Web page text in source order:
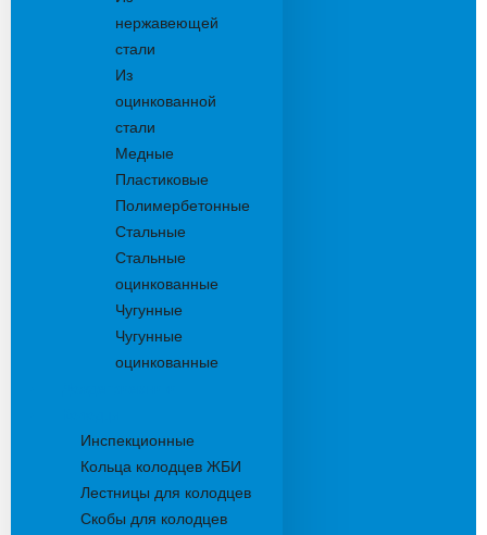
нержавеющей
стали
Из
оцинкованной
стали
Медные
Пластиковые
Полимербетонные
Стальные
Стальные
оцинкованные
Чугунные
Чугунные
оцинкованные
Инспекционные
Кольца колодцев ЖБИ
Лестницы для колодцев
Скобы для колодцев